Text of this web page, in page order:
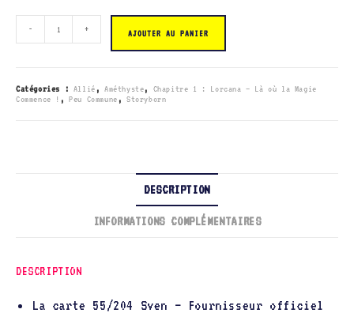
055/204
officiel
de
- + AJOUTER AU PANIER
Catégories : Allié ,Améthyste, Chapitre 1 : Lorcana – Là où la Magie
Commence ! ,Peu Commune ,Storyborn
DESCRIPTION
INFORMATIONS COMPLÉMENTAIRES
DESCRIPTION
La carte 55/204 Sven – Fournisseur officiel